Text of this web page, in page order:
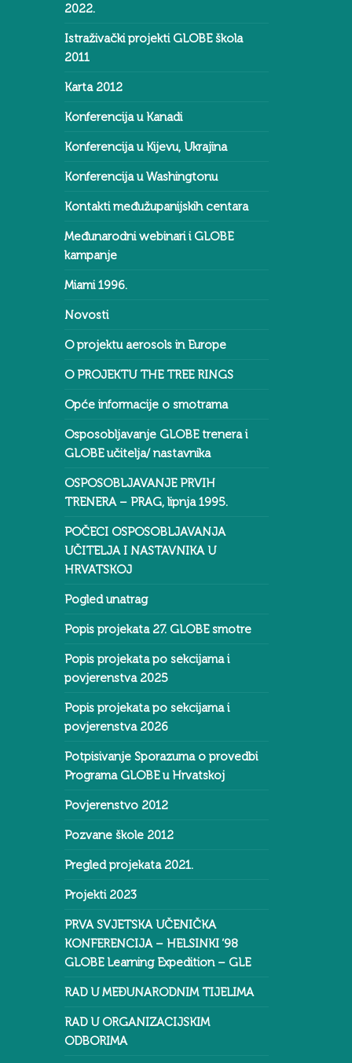
2022.
Istraživački projekti GLOBE škola
2011
Karta 2012
Konferencija u Kanadi
Konferencija u Kijevu, Ukrajina
Konferencija u Washingtonu
Kontakti međužupanijskih centara
Međunarodni webinari i GLOBE
kampanje
Miami 1996.
Novosti
O projektu aerosols in Europe
O PROJEKTU THE TREE RINGS
Opće informacije o smotrama
Osposobljavanje GLOBE trenera i
GLOBE učitelja/ nastavnika
OSPOSOBLJAVANJE PRVIH
TRENERA – PRAG, lipnja 1995.
POČECI OSPOSOBLJAVANJA
UČITELJA I NASTAVNIKA U
HRVATSKOJ
Pogled unatrag
Popis projekata 27. GLOBE smotre
Popis projekata po sekcijama i
povjerenstva 2025
Popis projekata po sekcijama i
povjerenstva 2026
Potpisivanje Sporazuma o provedbi
Programa GLOBE u Hrvatskoj
Povjerenstvo 2012
Pozvane škole 2012
Pregled projekata 2021.
Projekti 2023
PRVA SVJETSKA UČENIČKA
KONFERENCIJA – HELSINKI ‘98
GLOBE Learning Expedition – GLE
RAD U MEĐUNARODNIM TIJELIMA
RAD U ORGANIZACIJSKIM
ODBORIMA